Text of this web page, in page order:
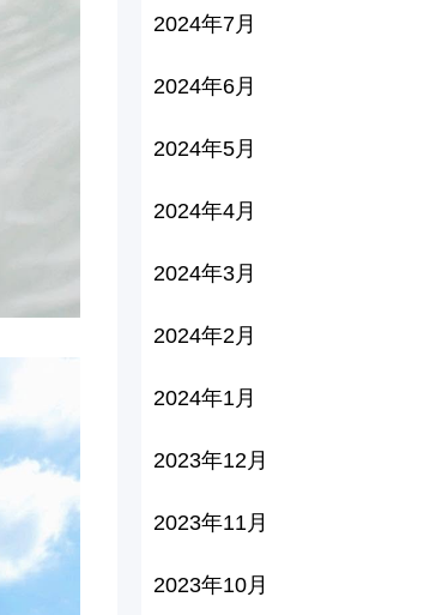
2024年7月
2024年6月
2024年5月
2024年4月
2024年3月
2024年2月
2024年1月
2023年12月
2023年11月
2023年10月